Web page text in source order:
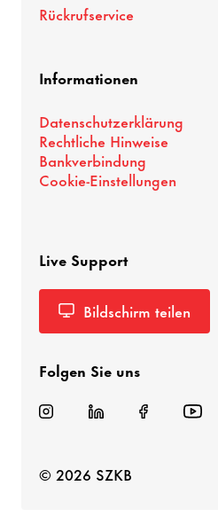
Rückrufservice
Informationen
Datenschutzerklärung
Rechtliche Hinweise
Bankverbindung
Cookie-Einstellungen
Live Support
Bildschirm teilen
Folgen Sie uns
© 2026 SZKB